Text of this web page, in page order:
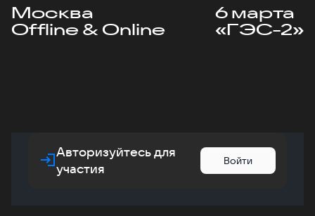
Москва
Offline & Online
6 марта
«ГЭС-2»
Авторизуйтесь для
участия
Войти